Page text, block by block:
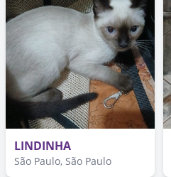
LINDINHA
São Paulo, São Paulo